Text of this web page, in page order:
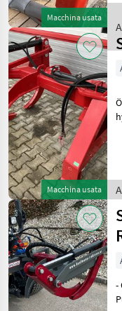
Macchina usata
Macchina usata
e
-